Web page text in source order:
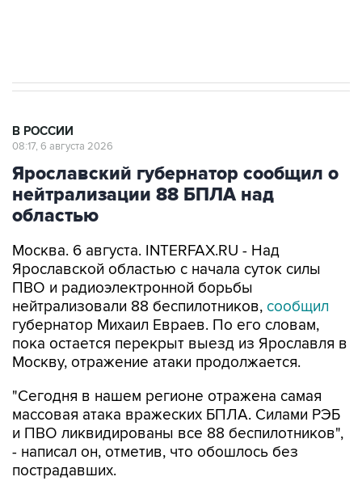
В РОССИИ
08:17, 6 августа 2026
Ярославский губернатор сообщил о
нейтрализации 88 БПЛА над
областью
Москва. 6 августа. INTERFAX.RU - Над
Ярославской областью с начала суток силы
ПВО и радиоэлектронной борьбы
нейтрализовали 88 беспилотников, сообщил
губернатор Михаил Евраев. По его словам,
пока остается перекрыт выезд из Ярославля в
Москву, отражение атаки продолжается.
"Сегодня в нашем регионе отражена самая
массовая атака вражеских БПЛА. Силами РЭБ
и ПВО ликвидированы все 88 беспилотников",
- написал он, отметив, что обошлось без
пострадавших.